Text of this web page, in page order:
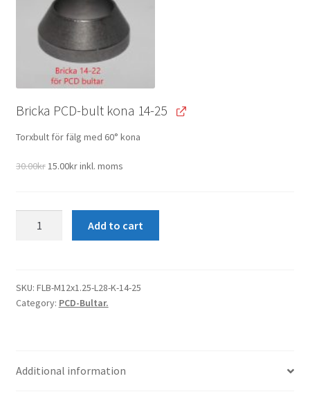
Bricka PCD-bult kona 14-25
Torxbult för fälg med 60° kona
30.00kr Original
30.00kr.
15.00krCurrent
15.00kr.
inkl. moms
14-
25
Add to cart
SKU: FLB-M12x1.25-L28-K-14-25
Category: PCD-Bultar.
Additional information